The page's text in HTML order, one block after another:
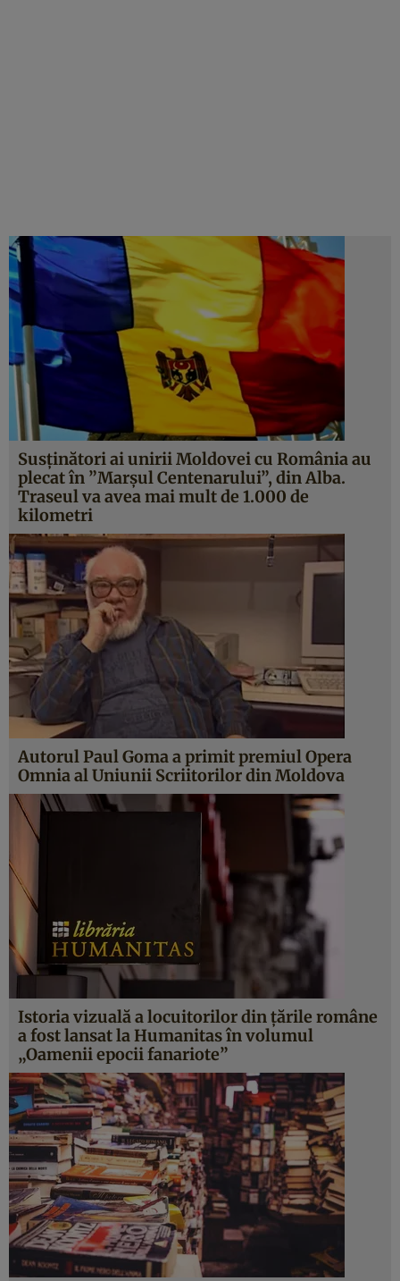
Susţinători ai unirii Moldovei cu România au
plecat în ”Marşul Centenarului”, din Alba.
Traseul va avea mai mult de 1.000 de
kilometri
Autorul Paul Goma a primit premiul Opera
Omnia al Uniunii Scriitorilor din Moldova
Istoria vizuală a locuitorilor din ţările române
a fost lansat la Humanitas în volumul
„Oamenii epocii fanariote”